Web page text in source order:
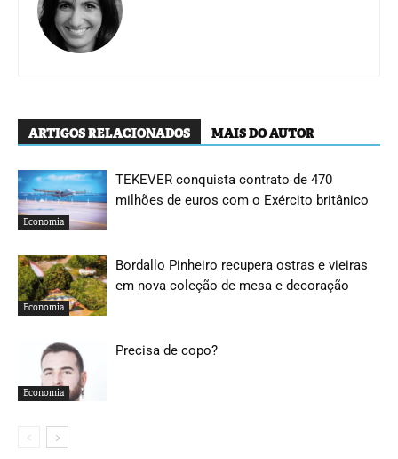
ARTIGOS RELACIONADOS MAIS DO AUTOR
Economia
TEKEVER conquista contrato de 470
milhões de euros com o Exército britânico
Economia
Bordallo Pinheiro recupera ostras e vieiras
em nova coleção de mesa e decoração
Economia
Precisa de copo?